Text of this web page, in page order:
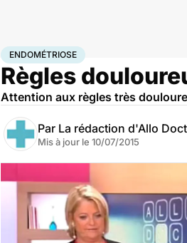
AccueilSantéEndométriose
ENDOMÉTRIOSE
Règles
Attention aux règles très
Par La rédaction d'Allo
Mis à jour le 10/07/2015